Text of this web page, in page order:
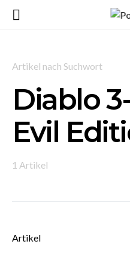
Artikel nach Suchwort
Diablo
Evil
1 Artikel
Artikel